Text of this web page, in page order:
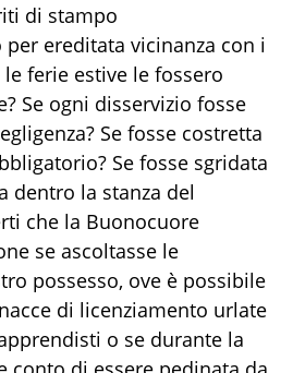
di stampo
ereditata vicinanza con i
ferie estive le fossero
Se ogni disservizio fosse
Se fosse costretta
Se fosse sgridata
dentro la stanza del
che la Buonocuore
se ascoltasse le
possesso, ove è possibile
di licenziamento urlate
o se durante la